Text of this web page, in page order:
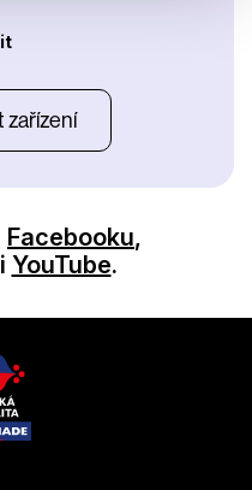
zařízení
Facebooku,
YouTube.